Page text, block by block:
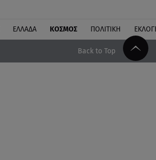
ΕΛΛΑΔΑ ΚΟΣΜΟΣ ΠΟΛΙΤΙΚΗ
Back to Top